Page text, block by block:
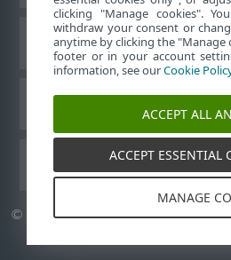
Soporte técnico
Guías del
© 1992-2026ESET, spol. s r.o.
clicking "Manage cookies".
withdraw your consent or
anytime by clicking the "Manage
footer or in your account
information, see ourCookie
ACCEPT ALL
ACCEPT ESSENTIAL
MANAGE